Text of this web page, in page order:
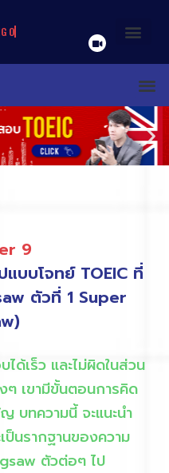
9
บบโจทย์ TOEIC ที่
ตัวที่ 1 Super
เร็ว และไม่ผิดในส่วน
ๆ เขามีขั้นตอนการคิด
บทความนี้ จะแนะนำ
ป็นรากฐานของความ
ตัวต่อๆ ไป